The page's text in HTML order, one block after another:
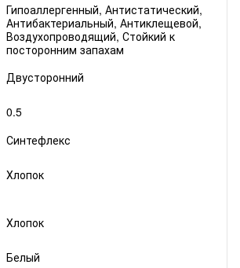
Гипоаллергенный, Антистатический,
Антибактериальный, Антиклещевой,
Воздухопроводящий, Стойкий к
посторонним запахам
Двусторонний
0.5
Синтефлекс
Хлопок
Хлопок
Белый